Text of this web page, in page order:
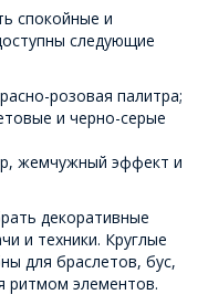
спокойные и
следующие
розовая палитра;
и черно-серые
жемчужный эффект и
декоративные
и техники. Круглые
для браслетов, бус,
ритмом элементов.